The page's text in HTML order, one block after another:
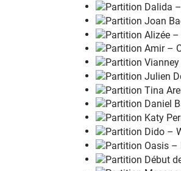
Et j'voudraisvivre dess